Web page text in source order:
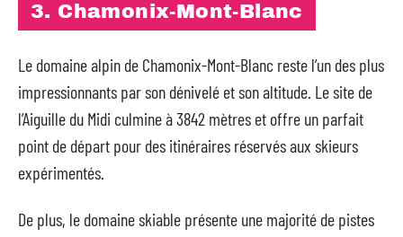
3. Chamonix-Mont-Blanc
Le domaine alpin de Chamonix-Mont-Blanc reste l’un des plus
impressionnants par son dénivelé et son altitude. Le site de
l’Aiguille du Midi culmine à 3842 mètres et offre un parfait
point de départ pour des itinéraires réservés aux skieurs
expérimentés.
De plus, le domaine skiable présente une majorité de pistes